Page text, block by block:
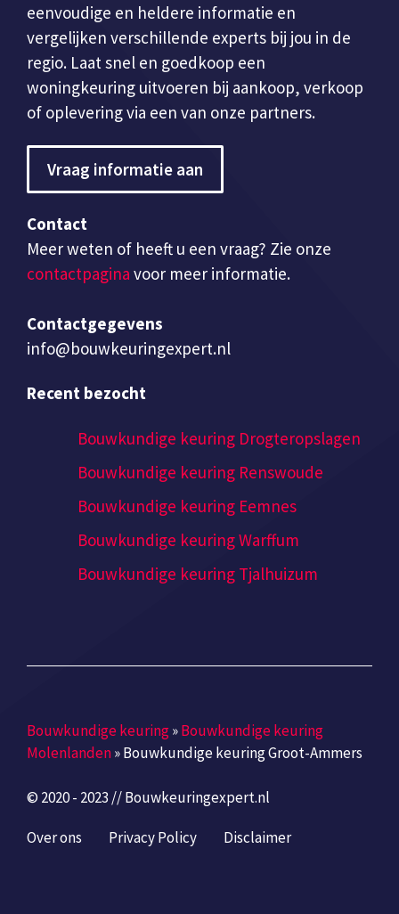
eenvoudige en heldere informatie en
vergelijken verschillende experts bij jou in de
regio. Laat snel en goedkoop een
woningkeuring uitvoeren bij aankoop, verkoop
of oplevering via een van onze partners.
Vraag informatie aan
Contact
Meer weten of heeft u een vraag? Zie onze
contactpagina voor meer informatie.
Contactgegevens
info@bouwkeuringexpert.nl
Recent bezocht
Bouwkundige keuring Drogteropslagen
Bouwkundige keuring Renswoude
Bouwkundige keuring Eemnes
Bouwkundige keuring Warffum
Bouwkundige keuring Tjalhuizum
Bouwkundige keuring»Bouwkundige keuring
Molenlanden»Bouwkundige keuring Groot-Ammers
© 2020 - 2023 // Bouwkeuringexpert.nl
Over ons Privacy Policy Disclaimer